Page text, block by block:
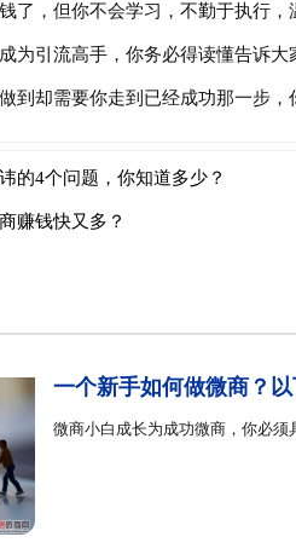
，但你不会学习，不勤于执行，
引流高手，你务必得读懂告诉大
却需要你走到已经成功那一步，
的4个问题，你知道多少？
赚钱快又多？
一个新手如何做微商？以
微商小白成长为成功微商，你必